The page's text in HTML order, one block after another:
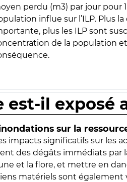
perdu (m3) par jour pour
influe sur l’ILP. Plus
plus les ILP sont
de la population
est-il exposé
sur la
impacts significatifs sur les
des dégâts immédiats par
et la flore, et mettre en
matériels sont également